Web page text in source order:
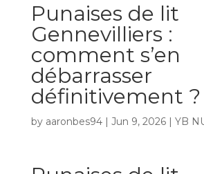
Punaises de lit
Gennevilliers :
comment s’en
débarrasser
définitivement ?
by aaronbes94| Jun 9, 2026| YB